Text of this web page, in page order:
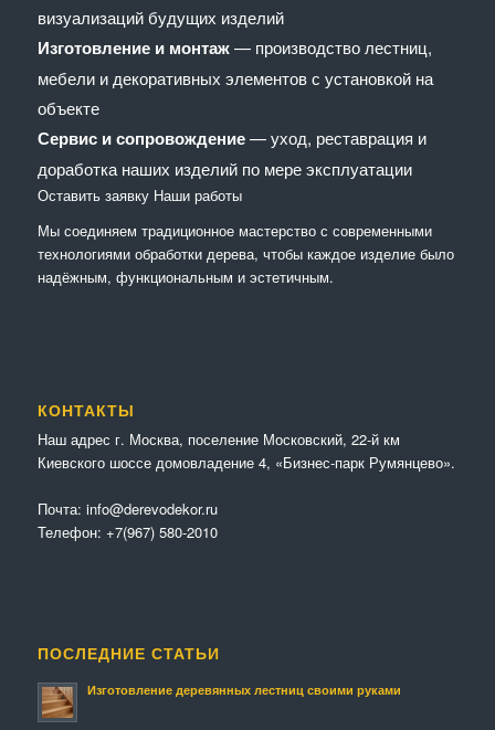
визуализаций будущих изделий
Изготовление и монтаж— производство лестниц,
мебели и декоративных элементов с установкой на
объекте
Сервис и сопровождение— уход, реставрация и
доработка наших изделий по мере эксплуатации
Оставить заявку Наши работы
Мы соединяем традиционное мастерство с современными
технологиями обработки дерева, чтобы каждое изделие было
надёжным, функциональным и эстетичным.
КОНТАКТЫ
Наш адрес г. Москва, поселение Московский, 22-й км
Киевского шоссе домовладение 4, «Бизнес-парк Румянцево».
Почта: info@derevodekor.ru
Телефон: +7(967) 580-2010
ПОСЛЕДНИЕ СТАТЬИ
Изготовление деревянных лестниц своими руками